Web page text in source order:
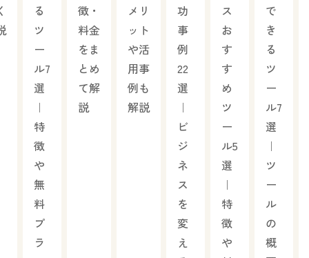
る
ツ
ー
ル7
選
｜
特
徴
や
無
料
プ
ラ
徴・
料金
をま
とめ
て解
説
メリ
ット
や活
用事
例も
解説
功
事
例
22
選
｜
ビ
ジ
ネ
ス
を
変
え
ス
お
す
す
め
ツ
ー
ル5
選
｜
特
徴
や
で
き
る
ツ
ー
ル7
選
｜
ツ
ー
ル
の
概